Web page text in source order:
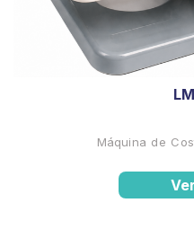
Máquina de